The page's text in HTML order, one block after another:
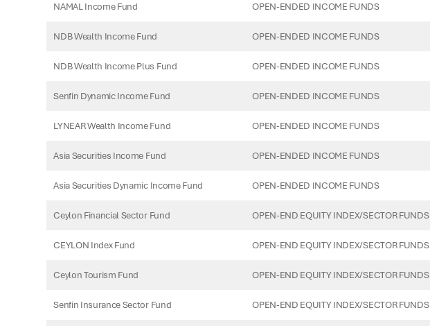
NAMAL Income Fund OPEN-ENDED INCOME FUNDS
NDB Wealth Income Fund OPEN-ENDED INCOME FUNDS
NDB Wealth Income Plus Fund OPEN-ENDED INCOME FUNDS
Senfin Dynamic Income Fund OPEN-ENDED INCOME FUNDS
LYNEAR Wealth Income Fund OPEN-ENDED INCOME FUNDS
Asia Securities Income Fund OPEN-ENDED INCOME FUNDS
Asia Securities Dynamic Income Fund OPEN-ENDED INCOME FUNDS
Ceylon Financial Sector Fund OPEN-END EQUITY INDEX/SECTOR FUNDS
CEYLON Index Fund OPEN-END EQUITY INDEX/SECTOR FUNDS
Ceylon Tourism Fund OPEN-END EQUITY INDEX/SECTOR FUNDS
Senfin Insurance Sector Fund OPEN-END EQUITY INDEX/SECTOR FUNDS